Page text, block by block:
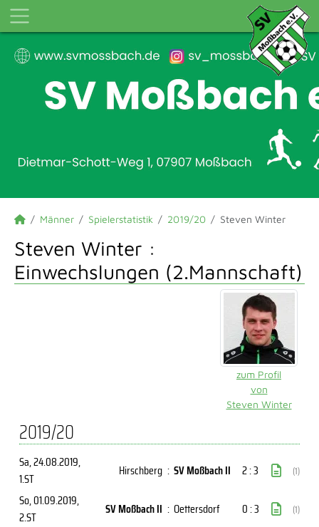
Männer Spielerstatistik 2019/20 Steven Winter
Steven Winter :
Einwechslungen (2.Mannschaft)
zum Profil
von
Steven Winter
2019/20
Sa, 24.08.2019,
1.ST
Hirschberg : SV Moßbach II 2 : 3 (1)
So, 01.09.2019,
2.ST
SV Moßbach II : Oettersdorf 0 : 3 (1)